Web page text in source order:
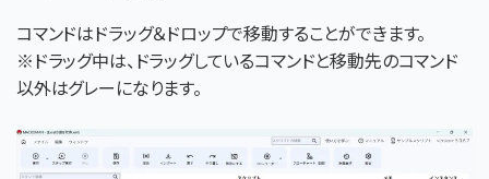
コマンドはドラッグ＆ドロップで移動することができます。
※ドラッグ中は、ドラッグしているコマンドと移動先のコマンド
以外はグレーになります。